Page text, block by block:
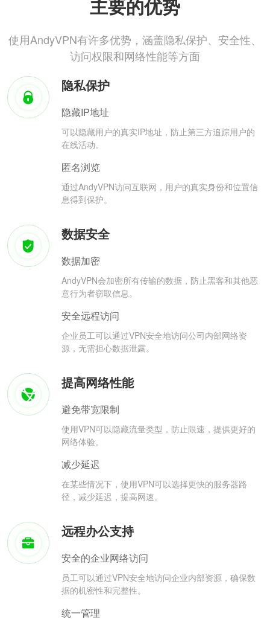
主要的优势
使用AndyVPN有许多优势，涵盖隐私保护、安全性、
访问权限和网络性能等方面
隐私保护
隐藏IP地址
可以隐藏用户的真实IP地址，防止第三方追踪用户的
在线活动。
匿名浏览
通过AndyVPN访问互联网，用户的真实身份和位置信
息得到保护。
数据安全
数据加密
AndyVPN会加密所有传输的数据，防止黑客和其他恶
意行为者窃取信息。
安全远程访问
企业员工可以通过VPN安全地访问公司内部网络资
源，无需担心数据泄露。
提高网络性能
避免带宽限制
使用VPN可以隐藏流量类型，防止限速，提供更好的
网络体验。
减少延迟
在某些情况下，使用VPN可以选择更快的服务器路
径，减少延迟，提高网速。
远程办公支持
安全的企业网络访问
员工可以通过VPN安全地访问企业内部资源，确保数
据的机密性和完整性。
统一管理